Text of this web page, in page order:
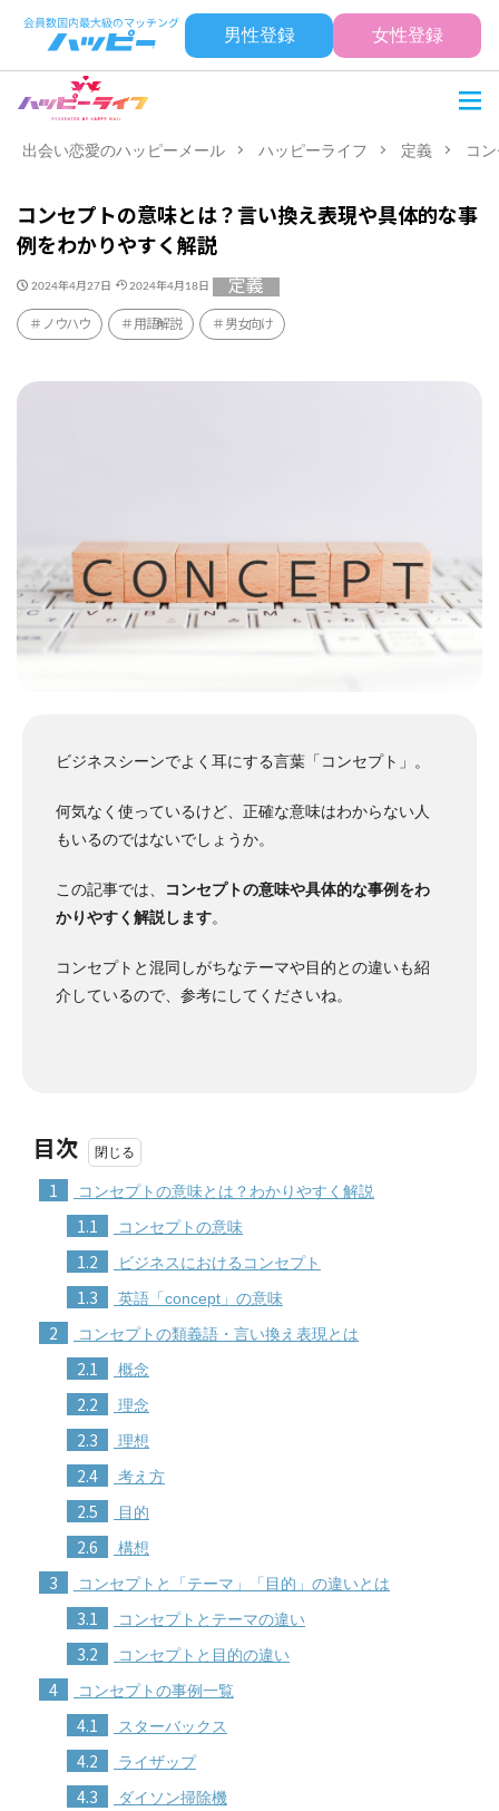
男性登録 女性登録
出会い恋愛のハッピーメール ハッピーライフ 定義 コ
コンセプトの意味とは？言い換え表現や具体的な事
例をわかりやすく解説
2024年4月27日 2024年4月18日 定義
ノウハウ 用語解説 男女向け
ビジネスシーンでよく耳にする言葉「コンセプト」。
何気なく使っているけど、正確な意味はわからない人
もいるのではないでしょうか。
この記事では、
コンセプトの意味や具体的な事例をわ
かりやすく解説します。
コンセプトと混同しがちなテーマや目的との違いも紹
介しているので、参考にしてくださいね。
目次
1 コンセプトの意味とは？わかりやすく解説
1.1 コンセプトの意味
1.2 ビジネスにおけるコンセプト
1.3 英語「concept」の意味
2 コンセプトの類義語・言い換え表現とは
2.1 概念
2.2 理念
2.3 理想
2.4 考え方
2.5 目的
2.6 構想
3 コンセプトと「テーマ」「目的」の違いとは
3.1 コンセプトとテーマの違い
3.2 コンセプトと目的の違い
4 コンセプトの事例一覧
4.1 スターバックス
4.2 ライザップ
4.3 ダイソン掃除機